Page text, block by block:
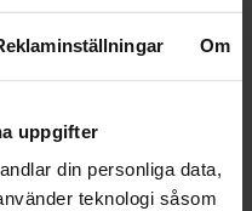
Om
uppgifter
din personliga data,
teknologi såsom
post
48
Visa mer
i vårt pressrum